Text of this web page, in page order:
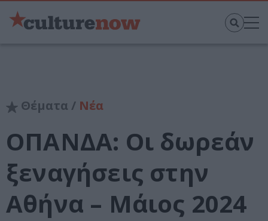
Θέματα / Νέα
ΟΠΑΝΔΑ: Οι δωρεάν
ξεναγήσεις στην
Αθήνα – Μάιος 2024